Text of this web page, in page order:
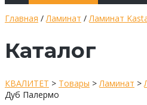
Главная /Ламинат /Ламинат
Каталог
КВАЛИТЕТ > Товары >Ламинат >
Дуб Палермо